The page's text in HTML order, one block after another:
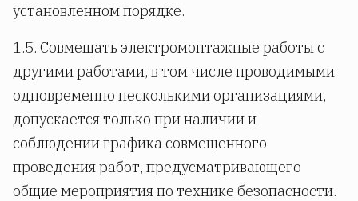
установленном порядке.
1.5. Совмещать электромонтажные работы с
другими работами, в том числе проводимыми
одновременно несколькими организациями,
допускается только при наличии и
соблюдении графика совмещенного
проведения работ, предусматривающего
общие мероприятия по технике безопасности.